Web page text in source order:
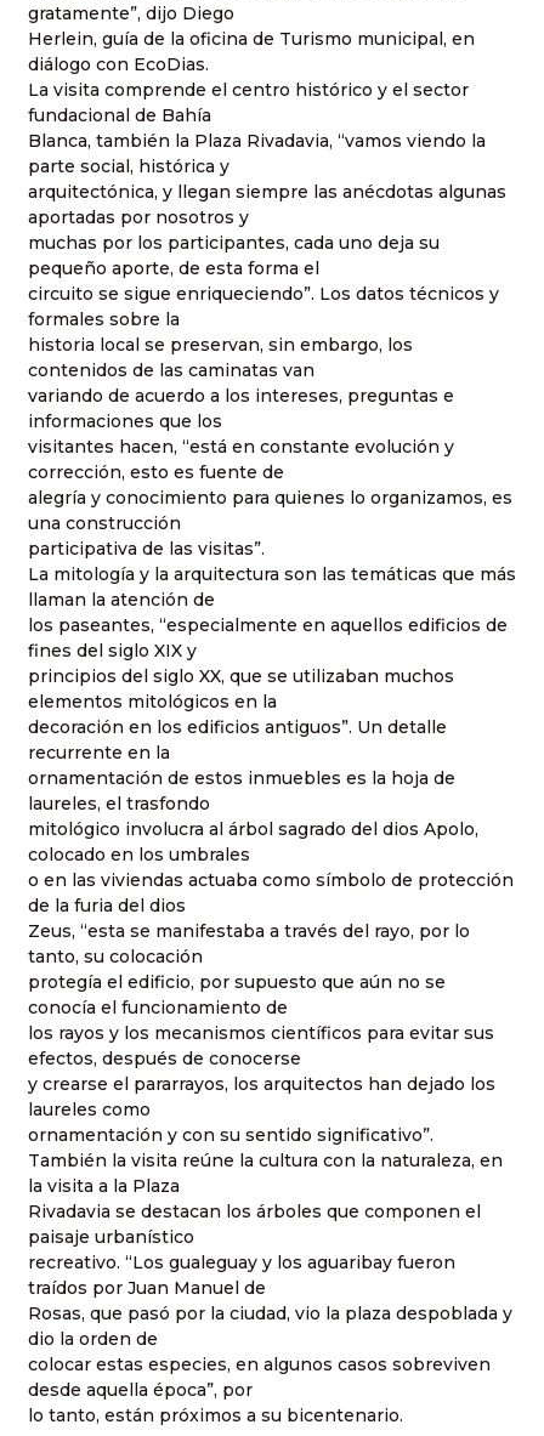
gratamente”, dijo Diego
Herlein, guía de la oficina de Turismo municipal, en
diálogo con EcoDias.
La visita comprende el centro histórico y el sector
fundacional de Bahía
Blanca, también la Plaza Rivadavia, “vamos viendo la
parte social, histórica y
arquitectónica, y llegan siempre las anécdotas algunas
aportadas por nosotros y
muchas por los participantes, cada uno deja su
pequeño aporte, de esta forma el
circuito se sigue enriqueciendo”. Los datos técnicos y
formales sobre la
historia local se preservan, sin embargo, los
contenidos de las caminatas van
variando de acuerdo a los intereses, preguntas e
informaciones que los
visitantes hacen, “está en constante evolución y
corrección, esto es fuente de
alegría y conocimiento para quienes lo organizamos, es
una construcción
participativa de las visitas”.
La mitología y la arquitectura son las temáticas que más
llaman la atención de
los paseantes, “especialmente en aquellos edificios de
fines del siglo XIX y
principios del siglo XX, que se utilizaban muchos
elementos mitológicos en la
decoración en los edificios antiguos”. Un detalle
recurrente en la
ornamentación de estos inmuebles es la hoja de
laureles, el trasfondo
mitológico involucra al árbol sagrado del dios Apolo,
colocado en los umbrales
o en las viviendas actuaba como símbolo de protección
de la furia del dios
Zeus, “esta se manifestaba a través del rayo, por lo
tanto, su colocación
protegía el edificio, por supuesto que aún no se
conocía el funcionamiento de
los rayos y los mecanismos científicos para evitar sus
efectos, después de conocerse
y crearse el pararrayos, los arquitectos han dejado los
laureles como
ornamentación y con su sentido significativo”.
También la visita reúne la cultura con la naturaleza, en
la visita a la Plaza
Rivadavia se destacan los árboles que componen el
paisaje urbanístico
recreativo. “Los gualeguay y los aguaribay fueron
traídos por Juan Manuel de
Rosas, que pasó por la ciudad, vio la plaza despoblada y
dio la orden de
colocar estas especies, en algunos casos sobreviven
desde aquella época”, por
lo tanto, están próximos a su bicentenario.